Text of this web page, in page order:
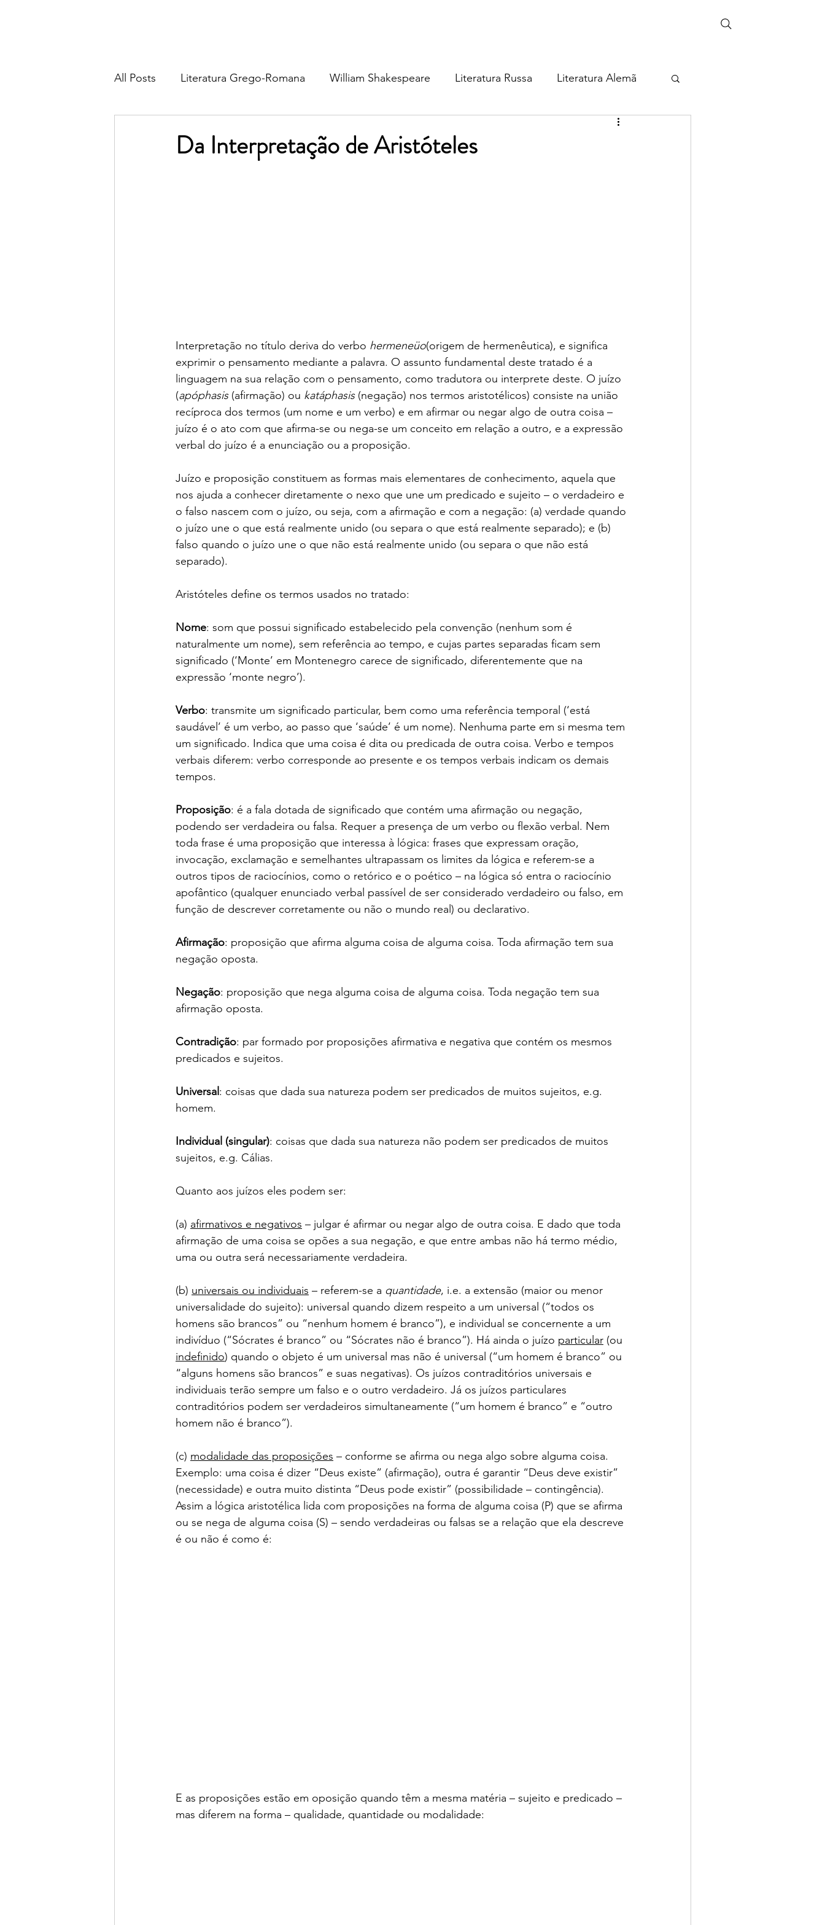
All Posts Literatura Grego-Romana William Shakespeare Literatura Russa Literatura Alemã
Da Interpretação de Aristóteles
Interpretação no título deriva do verbo hermeneüo(origem de hermenêutica), e significa
exprimir o pensamento mediante a palavra. O assunto fundamental deste tratado é a
linguagem na sua relação com o pensamento, como tradutora ou interprete deste. O juízo
(apóphasis (afirmação) ou katáphasis (negação) nos termos aristotélicos) consiste na união
recíproca dos termos (um nome e um verbo) e em afirmar ou negar algo de outra coisa –
juízo é o ato com que afirma-se ou nega-se um conceito em relação a outro, e a expressão
verbal do juízo é a enunciação ou a proposição.
Juízo e proposição constituem as formas mais elementares de conhecimento, aquela que
nos ajuda a conhecer diretamente o nexo que une um predicado e sujeito – o verdadeiro e
o falso nascem com o juízo, ou seja, com a afirmação e com a negação: (a) verdade quando
o juízo une o que está realmente unido (ou separa o que está realmente separado); e (b)
falso quando o juízo une o que não está realmente unido (ou separa o que não está
separado).
Aristóteles define os termos usados no tratado:
Nome: som que possui significado estabelecido pela convenção (nenhum som é
naturalmente um nome), sem referência ao tempo, e cujas partes separadas ficam sem
significado (‘Monte’ em Montenegro carece de significado, diferentemente que na
expressão ‘monte negro’).
Verbo: transmite um significado particular, bem como uma referência temporal (‘está
saudável’ é um verbo, ao passo que ‘saúde’ é um nome). Nenhuma parte em si mesma tem
um significado. Indica que uma coisa é dita ou predicada de outra coisa. Verbo e tempos
verbais diferem: verbo corresponde ao presente e os tempos verbais indicam os demais
tempos.
Proposição: é a fala dotada de significado que contém uma afirmação ou negação,
podendo ser verdadeira ou falsa. Requer a presença de um verbo ou flexão verbal. Nem
toda frase é uma proposição que interessa à lógica: frases que expressam oração,
invocação, exclamação e semelhantes ultrapassam os limites da lógica e referem-se a
outros tipos de raciocínios, como o retórico e o poético – na lógica só entra o raciocínio
apofântico (qualquer enunciado verbal passível de ser considerado verdadeiro ou falso, em
função de descrever corretamente ou não o mundo real) ou declarativo.
Afirmação: proposição que afirma alguma coisa de alguma coisa. Toda afirmação tem sua
negação oposta.
Negação: proposição que nega alguma coisa de alguma coisa. Toda negação tem sua
afirmação oposta.
Contradição: par formado por proposições afirmativa e negativa que contém os mesmos
predicados e sujeitos.
Universal: coisas que dada sua natureza podem ser predicados de muitos sujeitos, e.g.
homem.
Individual (singular): coisas que dada sua natureza não podem ser predicados de muitos
sujeitos, e.g. Cálias.
Quanto aos juízos eles podem ser:
(a) afirmativos e negativos – julgar é afirmar ou negar algo de outra coisa. E dado que toda
afirmação de uma coisa se opões a sua negação, e que entre ambas não há termo médio,
uma ou outra será necessariamente verdadeira.
(b) universais ou individuais – referem-se a quantidade, i.e. a extensão (maior ou menor
universalidade do sujeito): universal quando dizem respeito a um universal (“todos os
homens são brancos” ou “nenhum homem é branco”), e individual se concernente a um
indivíduo (“Sócrates é branco” ou “Sócrates não é branco”). Há ainda o juízo particular (ou
indefinido) quando o objeto é um universal mas não é universal (“um homem é branco” ou
“alguns homens são brancos” e suas negativas). Os juízos contraditórios universais e
individuais terão sempre um falso e o outro verdadeiro. Já os juízos particulares
contraditórios podem ser verdadeiros simultaneamente (“um homem é branco” e “outro
homem não é branco”).
(c) modalidade das proposições – conforme se afirma ou nega algo sobre alguma coisa.
Exemplo: uma coisa é dizer “Deus existe” (afirmação), outra é garantir “Deus deve existir”
(necessidade) e outra muito distinta “Deus pode existir” (possibilidade – contingência).
Assim a lógica aristotélica lida com proposições na forma de alguma coisa (P) que se afirma
ou se nega de alguma coisa (S) – sendo verdadeiras ou falsas se a relação que ela descreve
é ou não é como é:
E as proposições estão em oposição quando têm a mesma matéria – sujeito e predicado –
mas diferem na forma – qualidade, quantidade ou modalidade: